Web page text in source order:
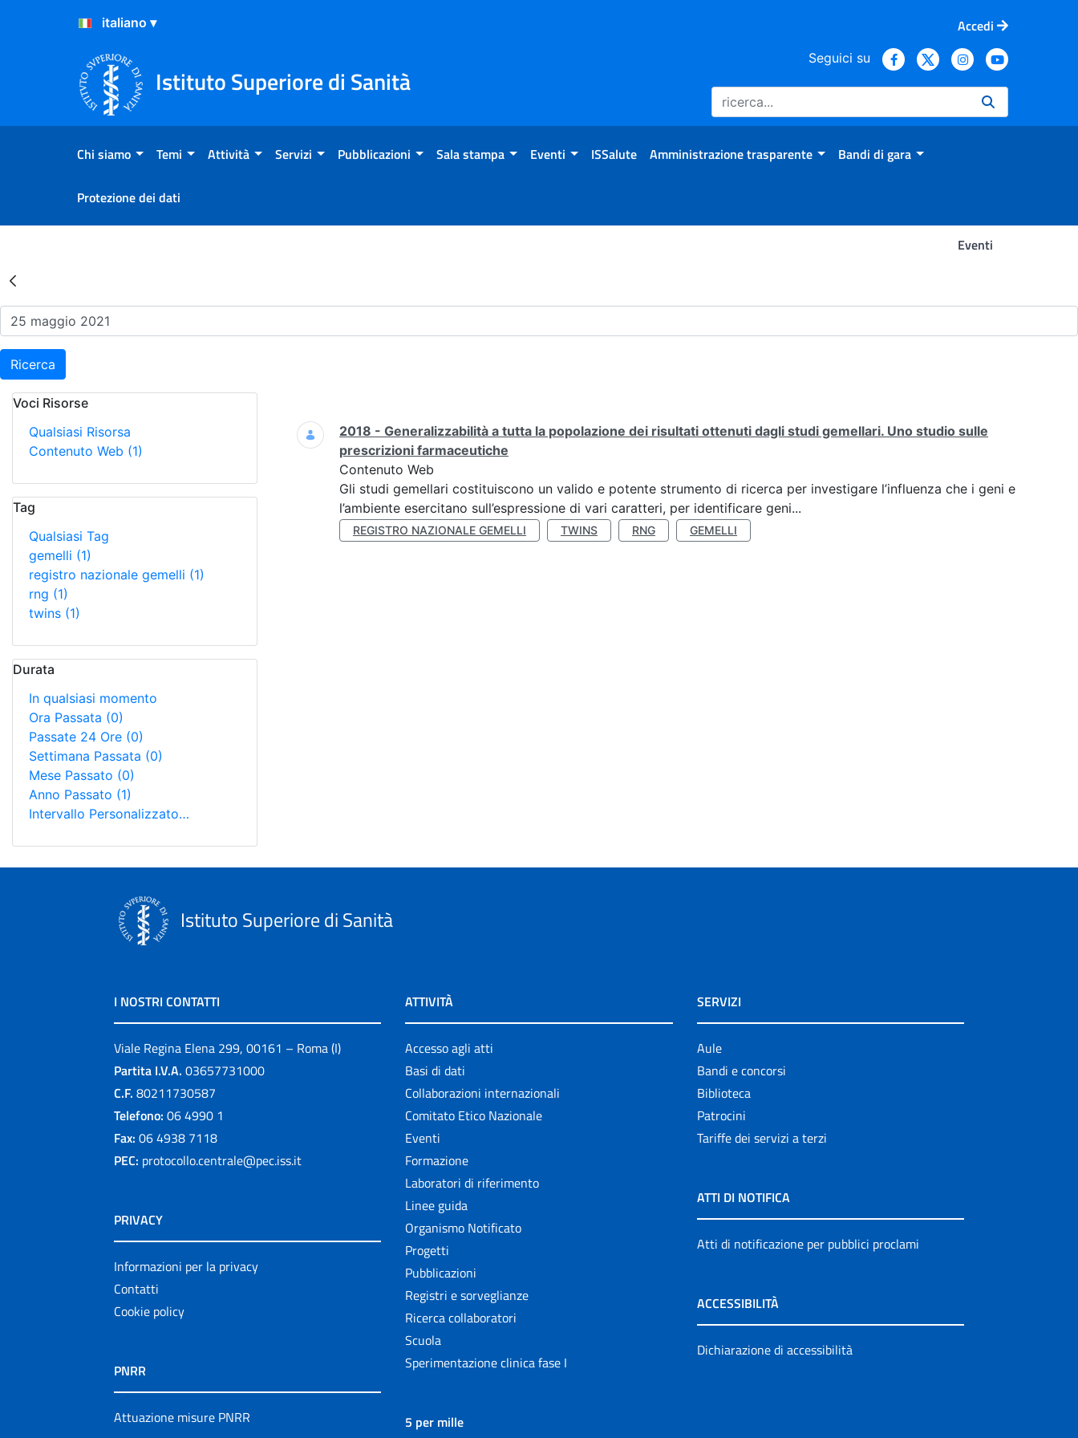
Salta al Contenuto
Salta al Footer
Accedi
Istituto Superiore di Sanità
Seguici su
Chi siamo Temi Attività Servizi Pubblicazioni Sala stampa Eventi ISSalute Amministrazione trasparente Bandi di gara
Protezione dei dati
Eventi
Risultati della Ricerca - Eventi
Ricerca
Voci Risorse
Qualsiasi Risorsa
Contenuto Web (1)
Tag
Qualsiasi Tag
gemelli (1)
registro nazionale gemelli (1)
rng (1)
twins (1)
Durata
In qualsiasi momento
Ora Passata (0)
Passate 24 Ore (0)
Settimana Passata (0)
Mese Passato (0)
Anno Passato (1)
Intervallo Personalizzato…
Ricerca
2018 - Generalizzabilità a tutta la popolazione dei risultati ottenuti dagli studi gemellari. Uno studio sulle
prescrizioni farmaceutiche
Contenuto Web
Gli studi gemellari costituiscono un valido e potente strumento di ricerca per investigare l’influenza che i geni e
l’ambiente esercitano sull’espressione di vari caratteri, per identificare geni...
REGISTRO NAZIONALE GEMELLI TWINS RNG GEMELLI
Istituto Superiore di Sanità
I NOSTRI CONTATTI
Viale Regina Elena 299, 00161 – Roma (I)
Partita I.V.A. 03657731000
C.F. 80211730587
Telefono: 06 4990 1
Fax: 06 4938 7118
PEC: protocollo.centrale@pec.iss.it
PRIVACY
Informazioni per la privacy
Contatti
Cookie policy
PNRR
Attuazione misure PNRR
ATTIVITÀ
Accesso agli atti
Basi di dati
Collaborazioni internazionali
Comitato Etico Nazionale
Eventi
Formazione
Laboratori di riferimento
Linee guida
Organismo Notificato
Progetti
Pubblicazioni
Registri e sorveglianze
Ricerca collaboratori
Scuola
Sperimentazione clinica fase I
5 per mille
SERVIZI
Aule
Bandi e concorsi
Biblioteca
Patrocini
Tariffe dei servizi a terzi
ATTI DI NOTIFICA
Atti di notificazione per pubblici proclami
ACCESSIBILITÀ
Dichiarazione di accessibilità